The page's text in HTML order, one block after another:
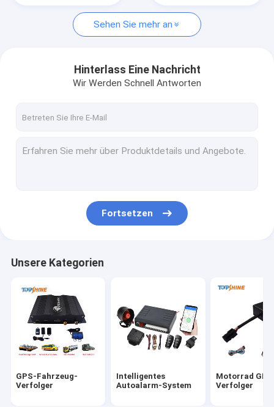
Bitte um ein Angebot
Intelligentes Autoalarm-System
Motorrad GPS-Verfolger
GPS-Verfolger-Zusätze
GPS-Fahrzeugortung
GPS-Autoortung
Verfolger Ebike GPS
Elektrischer Fahrrad-Prüfer
Sehen Sie mehr an
Hinterlass Eine Nachricht
Wir Werden Schnell Antworten
Fortsetzen
Unsere Kategorien
GPS-Fahrzeug-
Verfolger
Intelligentes
Autoalarm-System
Motorrad
Verfolger